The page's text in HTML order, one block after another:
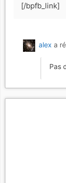
[/bpfb_link]
alex a
Pas